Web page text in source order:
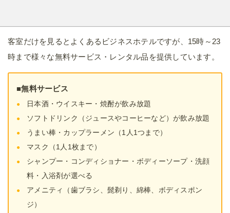
客室だけを見るとよくあるビジネスホテルですが、15時～23
時まで様々な無料サービス・レンタル品を提供しています。
■無料サービス
日本酒・ウイスキー・焼酎が飲み放題
ソフトドリンク（ジュースやコーヒーなど）が飲み放題
うまい棒・カップラーメン（1人1つまで）
マスク（1人1枚まで）
シャンプー・コンディショナー・ボディーソープ・洗顔
料・入浴剤が選べる
アメニティ（歯ブラシ、髭剃り、綿棒、ボディスポン
ジ）